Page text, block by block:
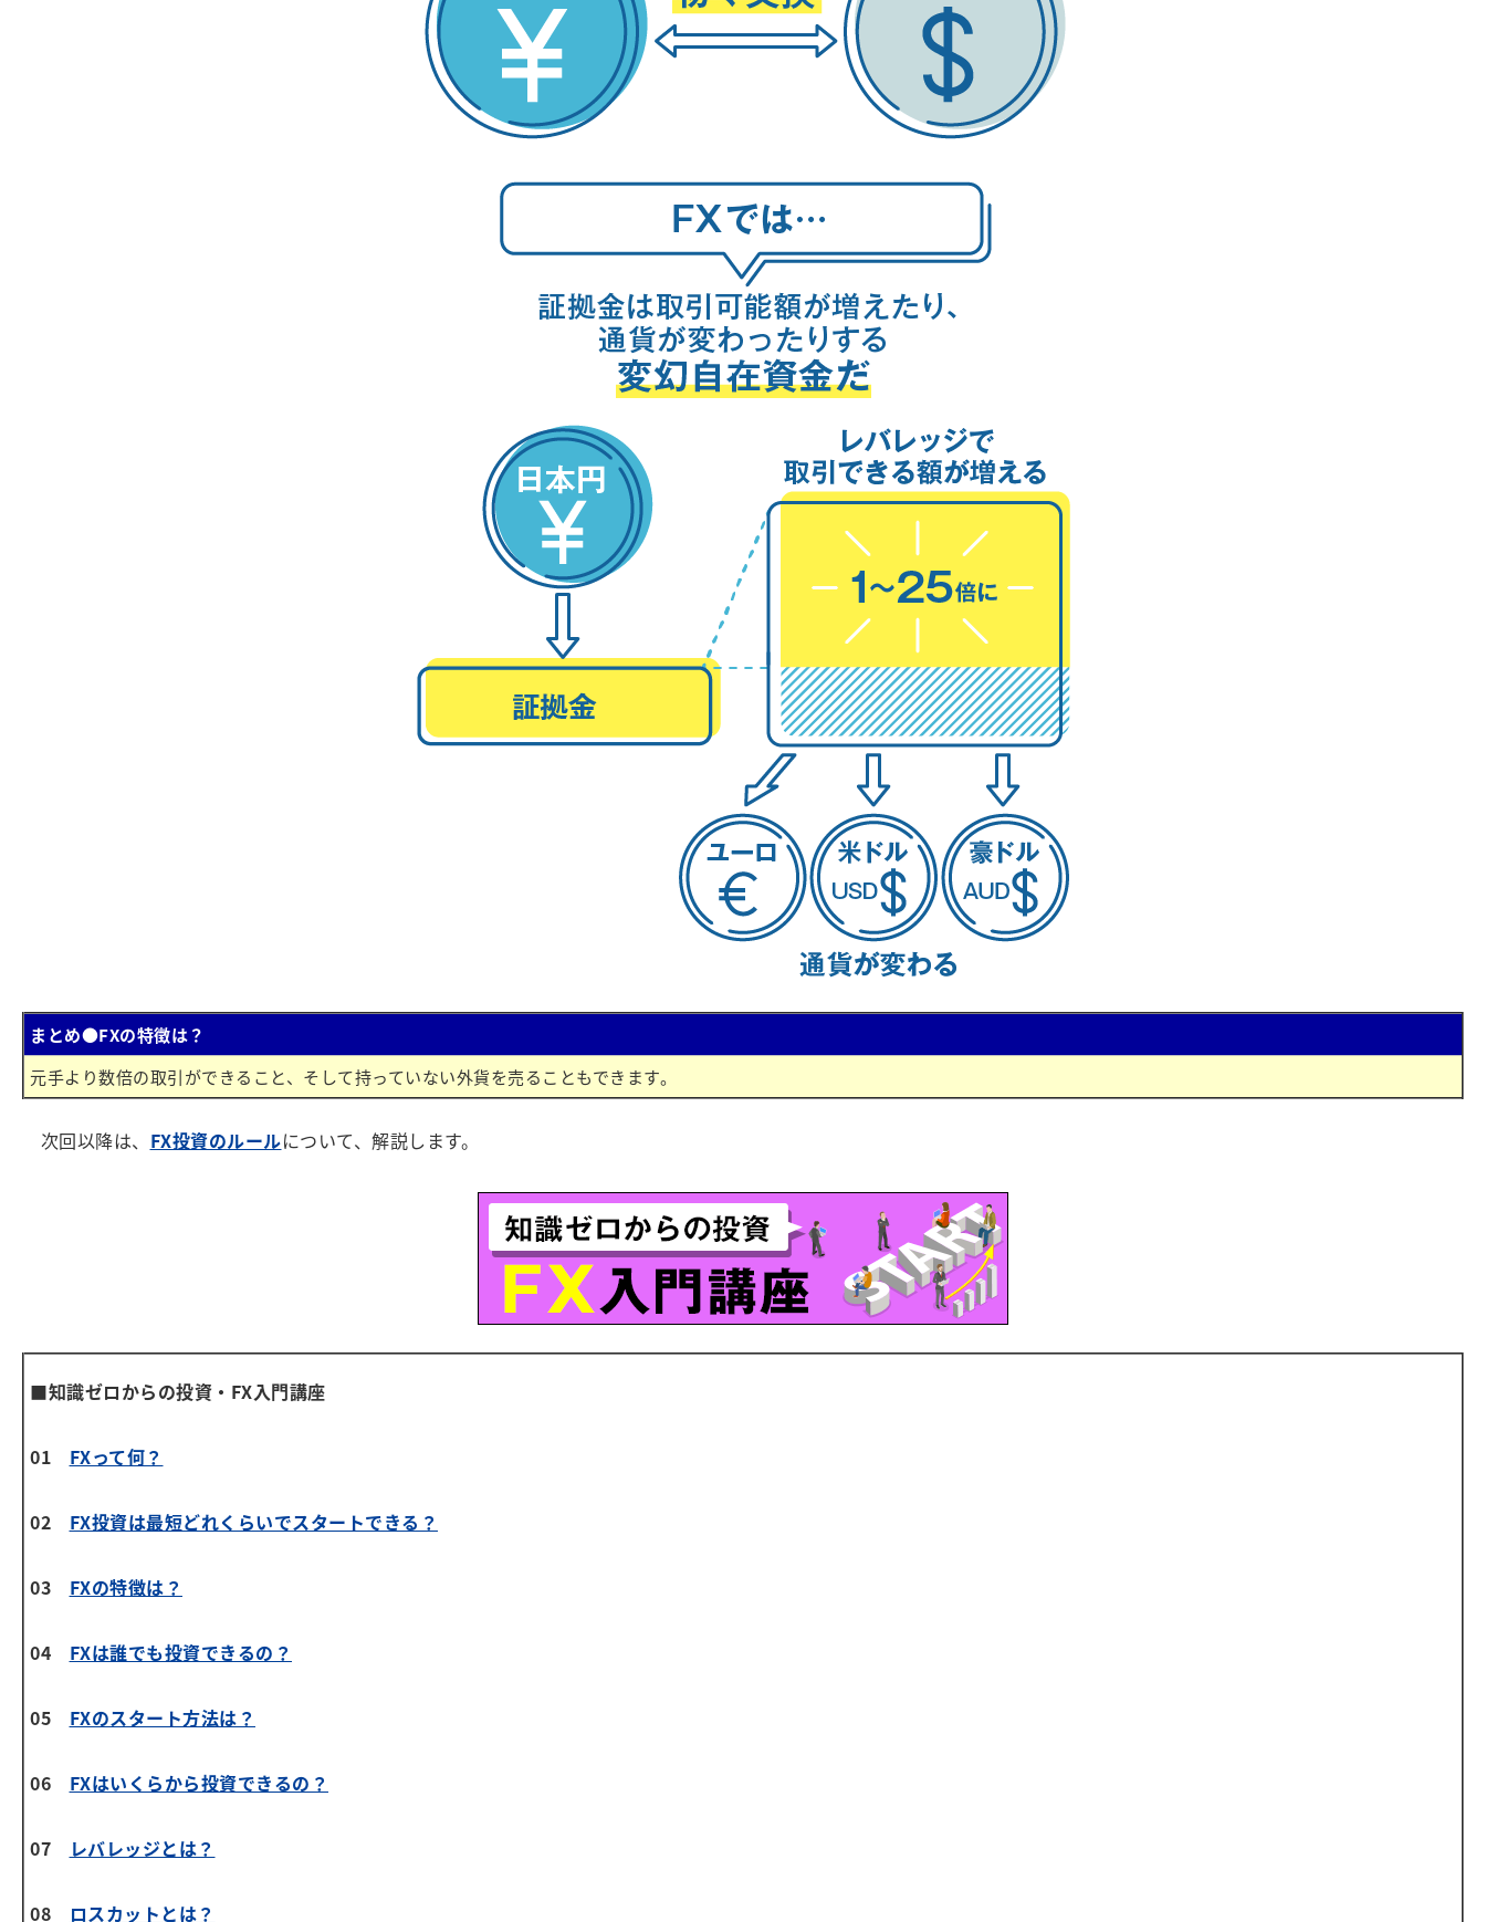
まとめ●FXの特徴は？
元手より数倍の取引ができること、そして持っていない外貨を売ることもできます。
次回以降は、 FX投資のルールについて、解説します。
■知識ゼロからの投資・FX入門講座
01 FXって何？
02 FX投資は最短どれくらいでスタートできる？
03 FXの特徴は？
04 FXは誰でも投資できるの？
05 FXのスタート方法は？
06 FXはいくらから投資できるの？
07 レバレッジとは？
08 ロスカットとは？